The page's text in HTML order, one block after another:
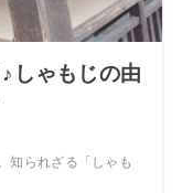
しゃもじの由
知られざる「しゃも